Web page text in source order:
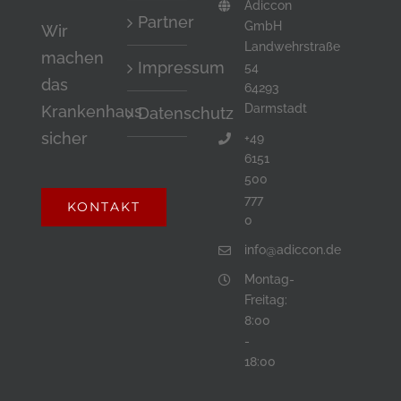
ein
Mensch
bist.
Wir
machen
das
Krankenhaus
sicher
KONTAKT
Partner
Impressum
Datenschutz
Adiccon
GmbH
Landwehrstraße
54
64293
Darmstadt
+49
6151
500
777
0
info@adiccon.de
Montag-
Freitag:
8:00
-
18:00